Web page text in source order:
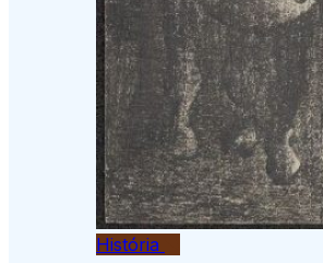
História